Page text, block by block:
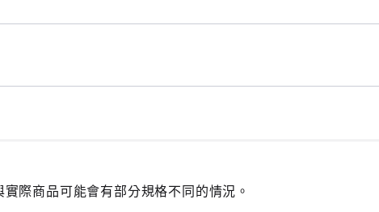
際商品可能會有部分規格不同的情況。